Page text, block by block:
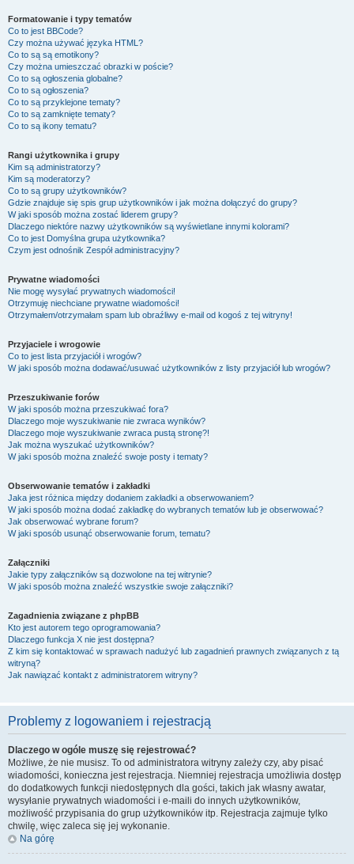
Formatowanie i typy tematów
Co to jest BBCode?
Czy można używać języka HTML?
Co to są są emotikony?
Czy można umieszczać obrazki w poście?
Co to są ogłoszenia globalne?
Co to są ogłoszenia?
Co to są przyklejone tematy?
Co to są zamknięte tematy?
Co to są ikony tematu?
Rangi użytkownika i grupy
Kim są administratorzy?
Kim są moderatorzy?
Co to są grupy użytkowników?
Gdzie znajduje się spis grup użytkowników i jak można dołączyć do grupy?
W jaki sposób można zostać liderem grupy?
Dlaczego niektóre nazwy użytkowników są wyświetlane innymi kolorami?
Co to jest Domyślna grupa użytkownika?
Czym jest odnośnik Zespół administracyjny?
Prywatne wiadomości
Nie mogę wysyłać prywatnych wiadomości!
Otrzymuję niechciane prywatne wiadomości!
Otrzymałem/otrzymałam spam lub obraźliwy e-mail od kogoś z tej witryny!
Przyjaciele i wrogowie
Co to jest lista przyjaciół i wrogów?
W jaki sposób można dodawać/usuwać użytkowników z listy przyjaciół lub wrogów?
Przeszukiwanie forów
W jaki sposób można przeszukiwać fora?
Dlaczego moje wyszukiwanie nie zwraca wyników?
Dlaczego moje wyszukiwanie zwraca pustą stronę?!
Jak można wyszukać użytkowników?
W jaki sposób można znaleźć swoje posty i tematy?
Obserwowanie tematów i zakładki
Jaka jest różnica między dodaniem zakładki a obserwowaniem?
W jaki sposób można dodać zakładkę do wybranych tematów lub je obserwować?
Jak obserwować wybrane forum?
W jaki sposób usunąć obserwowanie forum, tematu?
Załączniki
Jakie typy załączników są dozwolone na tej witrynie?
W jaki sposób można znaleźć wszystkie swoje załączniki?
Zagadnienia związane z phpBB
Kto jest autorem tego oprogramowania?
Dlaczego funkcja X nie jest dostępna?
Z kim się kontaktować w sprawach nadużyć lub zagadnień prawnych związanych z tą
witryną?
Jak nawiązać kontakt z administratorem witryny?
Problemy z logowaniem i rejestracją
Dlaczego w ogóle muszę się rejestrować?
Możliwe, że nie musisz. To od administratora witryny zależy czy, aby pisać
wiadomości, konieczna jest rejestracja. Niemniej rejestracja umożliwia dostęp
do dodatkowych funkcji niedostępnych dla gości, takich jak własny awatar,
wysyłanie prywatnych wiadomości i e-maili do innych użytkowników,
możliwość przypisania do grup użytkowników itp. Rejestracja zajmuje tylko
chwilę, więc zaleca się jej wykonanie.
Na górę